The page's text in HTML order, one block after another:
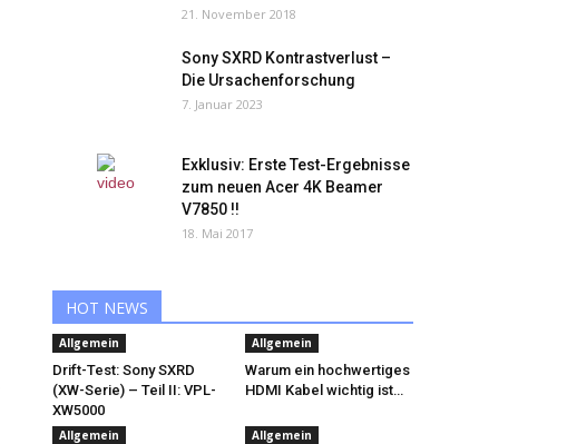
21. November 2018
Sony SXRD Kontrastverlust –
Die Ursachenforschung
7. Januar 2023
Exklusiv: Erste Test-Ergebnisse
zum neuen Acer 4K Beamer
V7850 !!
18. Mai 2017
HOT NEWS
Allgemein
Drift-Test: Sony SXRD
(XW-Serie) – Teil II: VPL-
XW5000
Allgemein
Warum ein hochwertiges
HDMI Kabel wichtig ist…
Allgemein Allgemein